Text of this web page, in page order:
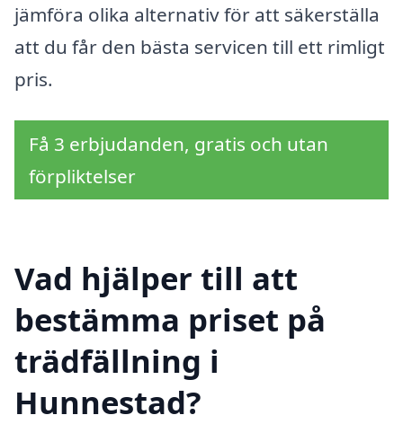
jämföra olika alternativ för att säkerställa
att du får den bästa servicen till ett rimligt
pris.
Få 3 erbjudanden, gratis och utan
förpliktelser
Vad hjälper till att
bestämma priset på
trädfällning i
Hunnestad?